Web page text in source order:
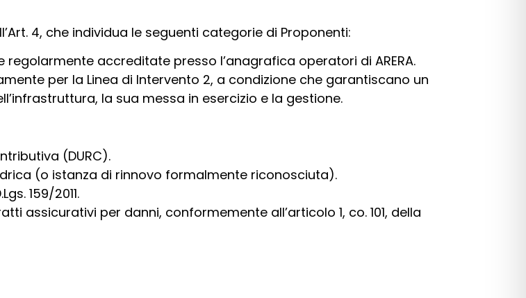
4, che individua le seguenti categorie di Proponenti:
regolarmente accreditate presso l’anagrafica operatori di ARERA.
per la Linea di Intervento 2, a condizione che garantiscano un
la sua messa in esercizio e la gestione.
(DURC).
(o istanza di rinnovo formalmente riconosciuta).
159/2011.
assicurativi per danni, conformemente all’articolo 1, co. 101, della